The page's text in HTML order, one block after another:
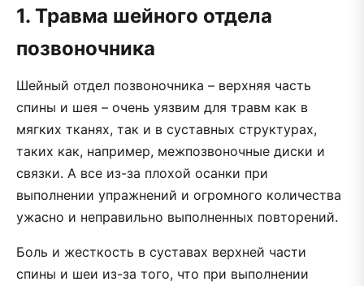
1. Травма шейного отдела
позвоночника
Шейный отдел позвоночника – верхняя часть
спины и шея – очень уязвим для травм как в
мягких тканях, так и в суставных структурах,
таких как, например, межпозвоночные диски и
связки. А все из-за плохой осанки при
выполнении упражнений и огромного количества
ужасно и неправильно выполненных повторений.
Боль и жесткость в суставах верхней части
спины и шеи из-за того, что при выполнении